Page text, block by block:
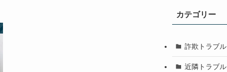
カテゴリー
詐欺トラブル
近隣トラブル